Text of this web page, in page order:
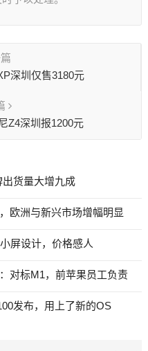
深圳仅售3180元
Z4深圳报1200元
货量大增九成
欧洲与新兴市场增幅明显
屏设计，价格感人
对标M1，前苹果员工负责
发布，用上了新的OS